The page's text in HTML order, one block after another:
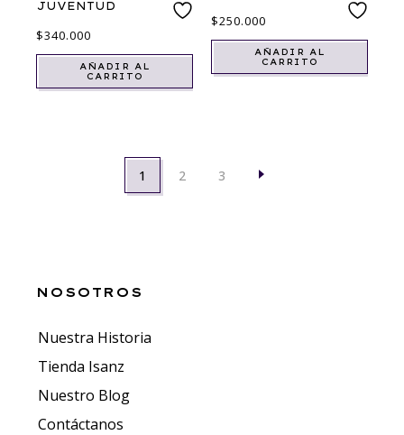
JUVENTUD
$340.000
AÑADIR AL
CARRITO
$250.000
AÑADIR AL
CARRITO
1 2 3
NOSOTROS
Nuestra Historia
Tienda Isanz
Nuestro Blog
Contáctanos